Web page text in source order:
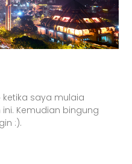
ketika saya mulaia
Kemudian bingung
:).